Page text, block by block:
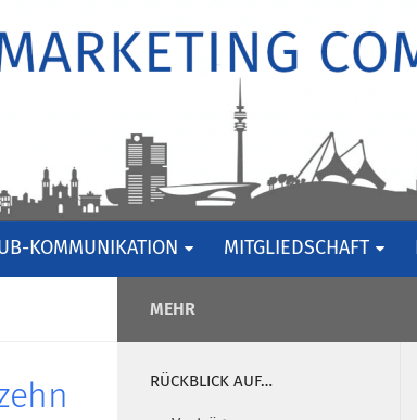
KOMMUNIKATION MITGLIEDSCHAFT
MEHR
RÜCKBLICK AUF…